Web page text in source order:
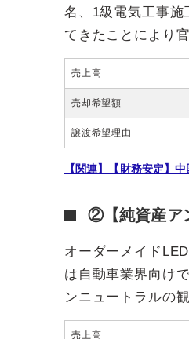
名、1級電気工事施
てきたことにより
売上高
売却希望額
譲渡希望理由
【関連】【財務安定】
②【純資産ア
オーダーメイド
は自動車業界向け
ンニュートラルの
売上高